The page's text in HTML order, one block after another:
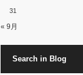
31
« 9月
Search in Blog